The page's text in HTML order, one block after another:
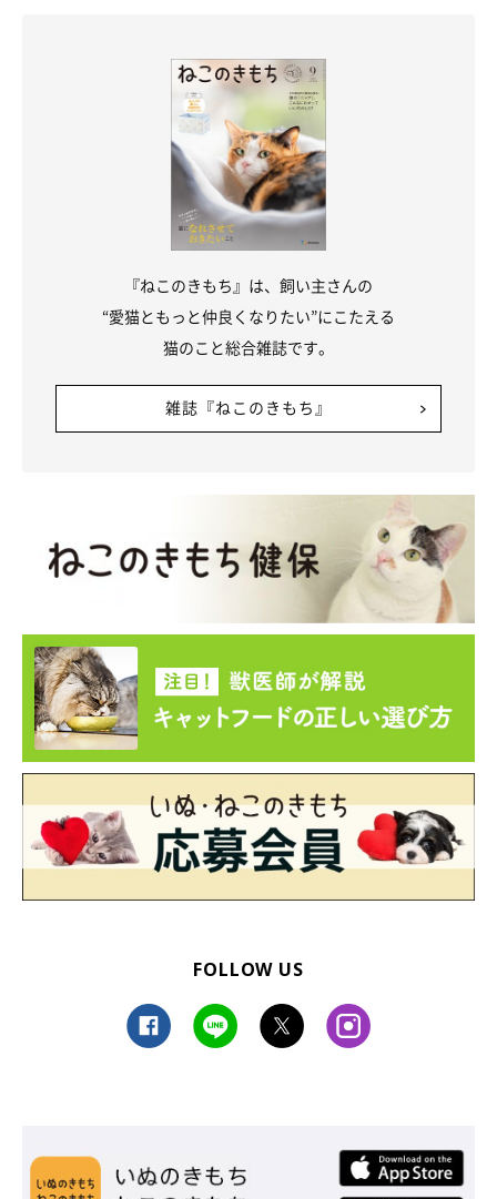
『ねこのきもち』は、飼い主さんの
“愛猫ともっと仲良くなりたい”にこたえる
猫のこと総合雑誌です。
雑誌『ねこのきもち』
FOLLOW US